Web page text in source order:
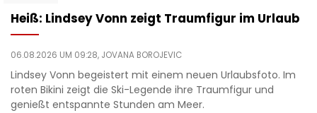
Heiß: Lindsey Vonn zeigt Traumfigur im Urlaub
06.08.2026 UM 09:28, JOVANA BOROJEVIC
Lindsey Vonn begeistert mit einem neuen Urlaubsfoto. Im
roten Bikini zeigt die Ski-Legende ihre Traumfigur und
genießt entspannte Stunden am Meer.